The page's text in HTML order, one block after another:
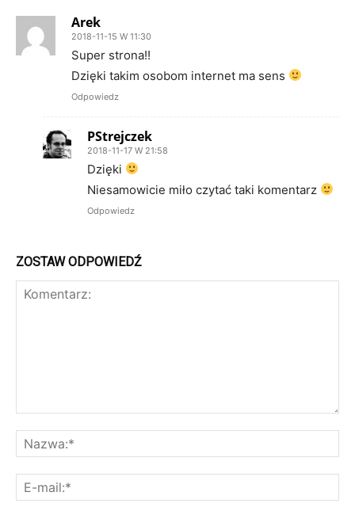
Arek
2018-11-15 W 11:30
Super strona!!
Dzięki takim osobom internet ma sens
Odpowiedz
PStrejczek
2018-11-17 W 21:58
Dzięki
Niesamowicie miło czytać taki komentarz
Odpowiedz
ZOSTAW ODPOWIEDŹ